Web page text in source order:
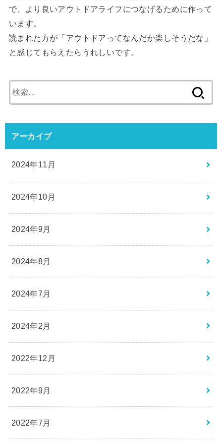
で、より良いアウトドアライフにつなげるために作って
います。
読まれた方が「アウトドアってなんだか楽しそうだな」
と感じてもらえたらうれしいです。
索:
アーカイブ
2024年11月
2024年10月
2024年9月
2024年8月
2024年7月
2024年2月
2022年12月
2022年9月
2022年7月